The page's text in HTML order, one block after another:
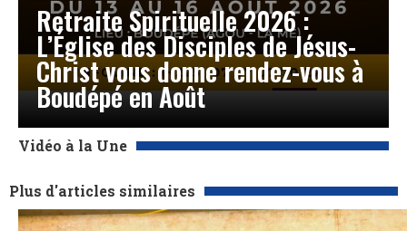
Retraite Spirituelle 2026 :
L’Église des Disciples de Jésus-
Christ vous donne rendez-vous à
Boudépé en Août
Vidéo à la Une
Plus d'articles similaires